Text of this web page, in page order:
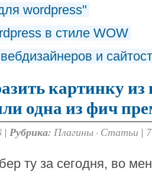
wordpress"
в стиле WOW
и
картинку из
одна из фич
| Рубрика: Плагины · Статьи |
ту за сегодня, во